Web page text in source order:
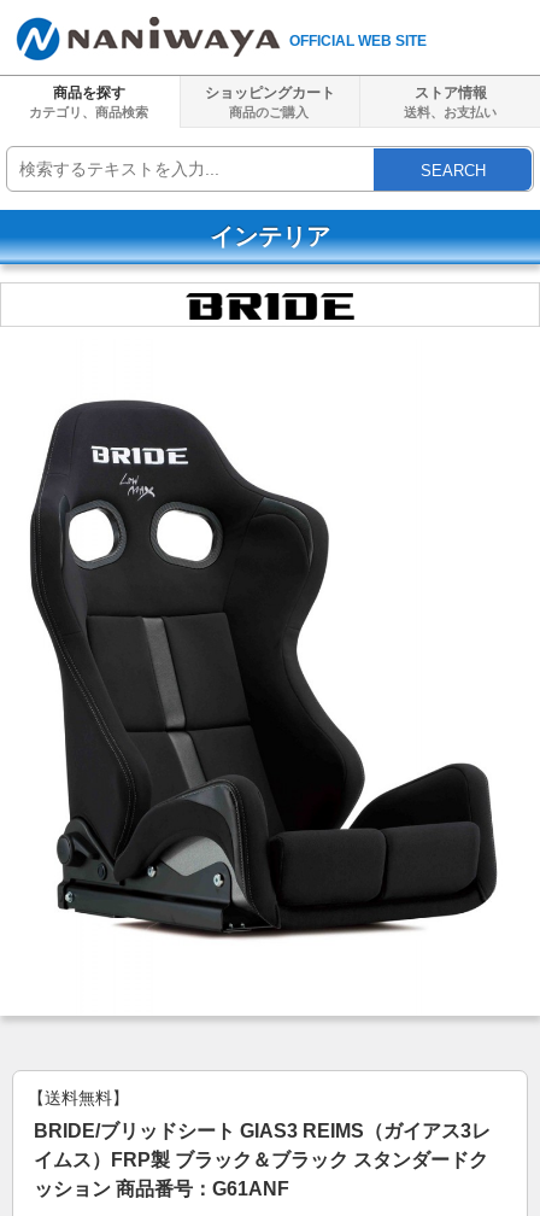
OFFICIAL WEB SITE
商品を探す
カテゴリ、商品検索
ショッピングカート
商品のご購入
ストア情報
送料、 お支払い
SEARCH
インテリア
【送料無料】
BRIDE/ブリッドシート GIAS3 REIMS（ガイアス3レ
イムス）FRP製 ブラック＆ブラック スタンダードク
ッション 商品番号：G61ANF